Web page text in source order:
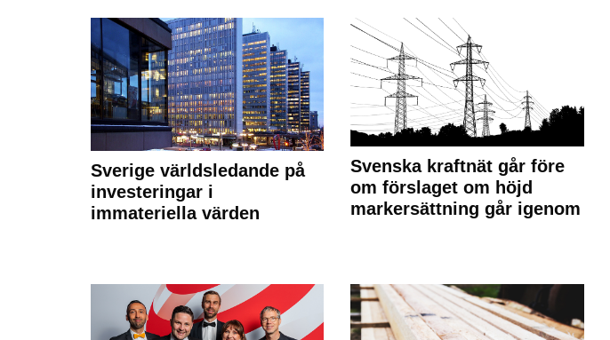
Sverige världsledande på
investeringar i
immateriella värden
Svenska kraftnät går före
om förslaget om höjd
markersättning går igenom